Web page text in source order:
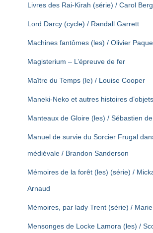
Livres des Rai-Kirah (série) / Carol Berg
Lord Darcy (cycle) / Randall Garrett
Machines fantômes (les) / Olivier
Magisterium – L’épreuve de fer
Maître du Temps (le) / Louise Cooper
Maneki-Neko et autres histoires
Manteaux de Gloire (les) / Sébastien
Manuel de survie du Sorcier Frugal
médiévale / Brandon Sanderson
Mémoires de la forêt (les) (série) /
Arnaud
Mémoires, par lady Trent (série) /
Mensonges de Locke Lamora (les) /